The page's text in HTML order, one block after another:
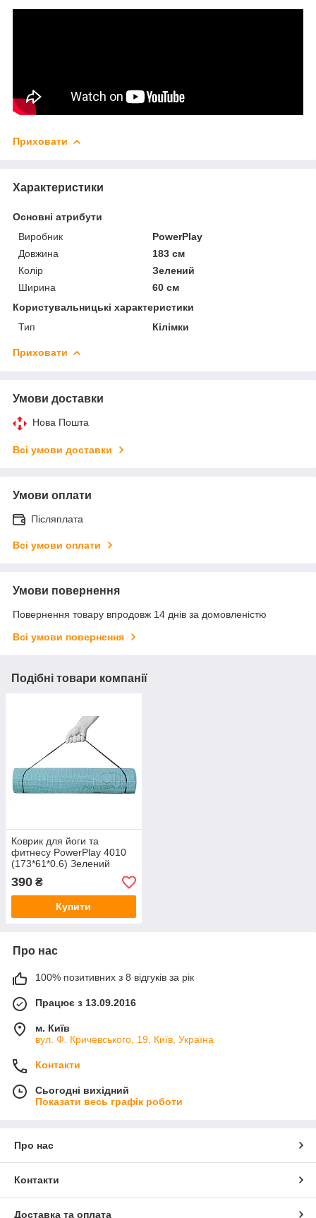
Приховати
Характеристики
Основні атрибути
Виробник
PowerPlay
Довжина
183 см
Колір
Зелений
Ширина
60 см
Користувальницькі характеристики
Тип
Кілімки
Приховати
Умови доставки
Нова Пошта
Всі умови доставки
Умови оплати
Післяплата
Всі умови оплати
Умови повернення
Повернення товару впродовж 14 днів за домовленістю
Всі умови повернення
Подібні товари компанії
Коврик для йоги та
фитнесу PowerPlay 4010
(173*61*0.6) Зелений
390 ₴
Купити
Про нас
100% позитивних з 8 відгуків за рік
Працює з 13.09.2016
м. Київ
вул. Ф. Кричевського, 19, Київ, Україна
Контакти
Сьогодні вихідний
Показати весь графік роботи
Про нас
Контакти
Доставка та оплата